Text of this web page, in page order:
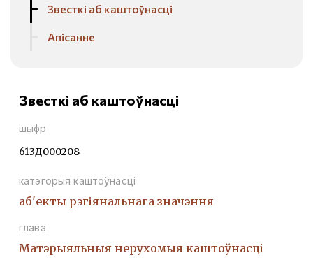
Звесткі аб каштоўнасці
Апісанне
Звесткі аб каштоўнасці
шыфр
613Д000208
катэгорыя каштоўнасці
аб'екты рэгіянальнага значэння
глава
Матэрыяльныя нерухомыя каштоўнасці